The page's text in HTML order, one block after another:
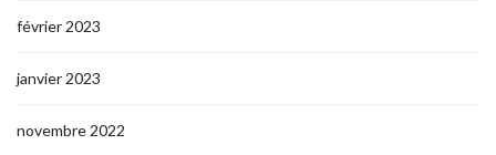
février 2023
janvier 2023
novembre 2022